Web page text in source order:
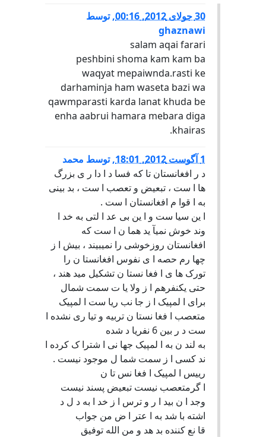
30 جولای 2012, 00:16 ,توسط
ghaznawi
salam aqai farari
peshbini shoma kam kam ba
waqyat mepaiwnda.rasti ke
darhaminja ham waseta bazi wa
qawmparasti karda lanat khuda be
enha aabrui hamara mebara diga
khairas.
1 آگوست 2012, 18:01 ,توسط محمد
د ر افغانستان تا که فسا د ا دا ر ی بزرگ
ها ا ست ، تبعیض و تعصب ا ست ، بد بینی
به ا قوا م افغانستان ا ست .
ا ین سیا ست و ا ین بی عد ا لتی به خد ا
وند خوش نمیآ ید هما ن ا ست که
افغانستان روزخوشی را نمیبیند ، بیش ا ز
چها رم حصه ا ی نفوس افغانستا ن را
تورک ها ی ا فغا نستا ن تشکیل مید هند ،
حتی یکنفرهم ا ز ولا یا ت سمت شمال
برای ا لمپیک ا ز جا نب ریا ست ا لمپیک
متعصب ا فغا نستا ن تربیه و تیا ری نشده ا
ست د ر بین 6 نفریا د شده
به لند ن به ا لمپیک جها نی ا شترا ک کرده ا
ند کسی ا ز سمت شما ل موجود نیست .
رییس ا لمپیک ا فغا نس تا ن
ا گرمتعصب نیست تبعیض پسند نیست
وجد ا ن بید ا ر و ترس ا ز خد ا به د ل د
اشته با شد به ا عتر ا ض من جواب
قا نع کننده بد هد و من الله توفیق